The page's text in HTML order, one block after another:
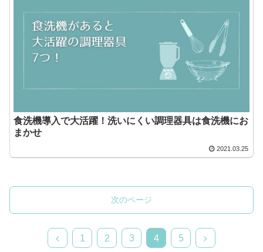
食洗機導入で大活躍！洗いにくい調理器具は食洗機にお
まかせ
2021.03.25
次のページ
前 1 2 3 4 5 次